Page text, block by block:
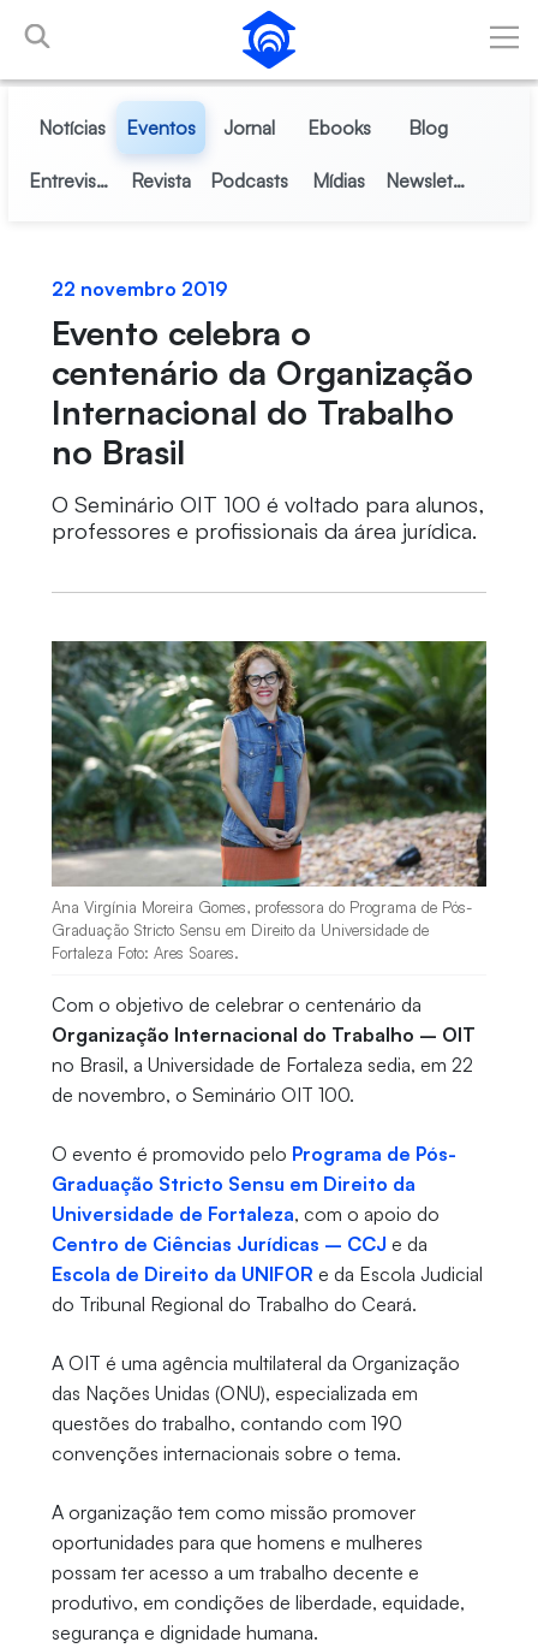
Pular para o Conteúdo principal
Notícias Eventos Jornal Ebooks Blog
Entrevistas Revista Podcasts Mídias Newsletter
22 novembro 2019
Evento celebra o
centenário da Organização
Internacional do Trabalho
no Brasil
O Seminário OIT 100 é voltado para alunos,
professores e profissionais da área jurídica.
Ana Virgínia Moreira Gomes, professora do Programa de Pós-
Graduação Stricto Sensu em Direito da Universidade de
Fortaleza Foto: Ares Soares.
Com o objetivo de celebrar o centenário da
Organização Internacional do Trabalho – OIT
no Brasil, a Universidade de Fortaleza sedia, em 22
de novembro, o Seminário OIT 100.
O evento é promovido pelo Programa de Pós-
Graduação Stricto Sensu em Direito da
Universidade de Fortaleza, com o apoio do
Centro de Ciências Jurídicas – CCJ e da
Escola de Direito da UNIFOR e da Escola Judicial
do Tribunal Regional do Trabalho do Ceará.
A OIT é uma agência multilateral da Organização
das Nações Unidas (ONU), especializada em
questões do trabalho, contando com 190
convenções internacionais sobre o tema.
A organização tem como missão promover
oportunidades para que homens e mulheres
possam ter acesso a um trabalho decente e
produtivo, em condições de liberdade, equidade,
segurança e dignidade humana.